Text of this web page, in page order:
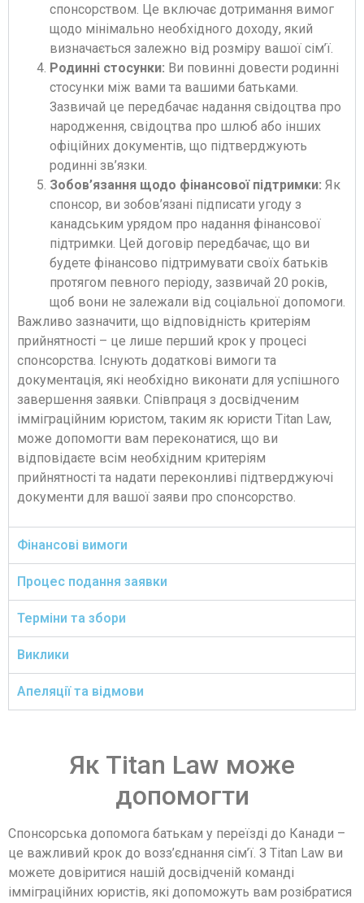
спонсорством. Це включає дотримання вимог
щодо мінімально необхідного доходу, який
визначається залежно від розміру вашої сім’ї.
Родинні стосунки: Ви повинні довести родинні
стосунки між вами та вашими батьками.
Зазвичай це передбачає надання свідоцтва про
народження, свідоцтва про шлюб або інших
офіційних документів, що підтверджують
родинні зв’язки.
Зобов’язання щодо фінансової підтримки: Як
спонсор, ви зобов’язані підписати угоду з
канадським урядом про надання фінансової
підтримки. Цей договір передбачає, що ви
будете фінансово підтримувати своїх батьків
протягом певного періоду, зазвичай 20 років,
щоб вони не залежали від соціальної допомоги.
Важливо зазначити, що відповідність критеріям
прийнятності – це лише перший крок у процесі
спонсорства. Існують додаткові вимоги та
документація, які необхідно виконати для успішного
завершення заявки. Співпраця з досвідченим
імміграційним юристом, таким як юристи Titan Law,
може допомогти вам переконатися, що ви
відповідаєте всім необхідним критеріям
прийнятності та надати переконливі підтверджуючі
документи для вашої заяви про спонсорство.
Фінансові вимоги
Процес подання заявки
Терміни та збори
Виклики
Апеляції та відмови
Потрібна допомога наших
юристів?
Замовте безкоштовну консультацію
Як Titan Law може
допомогти
Спонсорська допомога батькам у переїзді до Канади –
це важливий крок до возз’єднання сім’ї. З Titan Law ви
можете довіритися нашій досвідченій команді
імміграційних юристів, які допоможуть вам розібратися